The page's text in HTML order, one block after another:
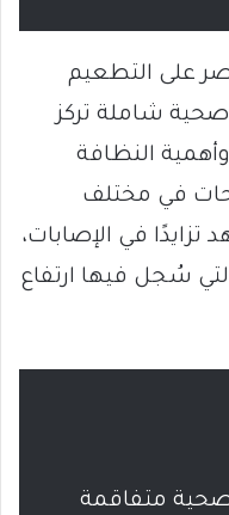
على التطعيم
شاملة تركز
النظافة
في مختلف
في الإصابات،
سُجل فيها ارتفاع
متفاقمة